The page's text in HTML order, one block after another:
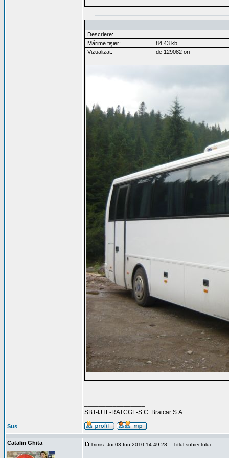
Descriere:
Mărime fişier:
84.43 kb
Vizualizat:
de 129082 ori
SBT-IJTL-RATCGL-S.C. Braicar S.A.
Sus
Catalin Ghita Trimis: Joi 03 Iun 2010 14:49:28 Titlul subiectului: